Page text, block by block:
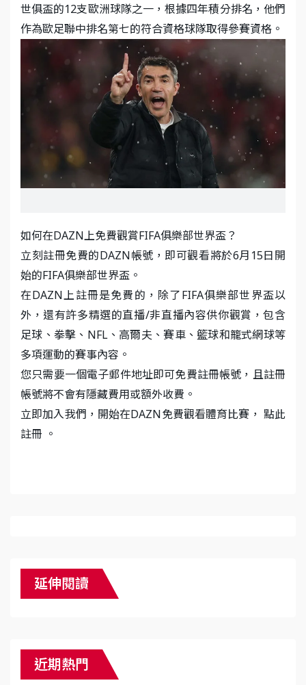
世俱盃的12支歐洲球隊之一，根據四年積分排名，他們
作為歐足聯中排名第七的符合資格球隊取得參賽資格。
如何在DAZN上免費觀賞FIFA俱樂部世界盃？
立刻註冊免費的DAZN帳號，即可觀看將於6月15日開
始的FIFA俱樂部世界盃。
在DAZN上註冊是免費的，除了FIFA俱樂部世界盃以
外，還有許多精選的直播/非直播內容供你觀賞，包含
足球、拳擊、NFL、高爾夫、賽車、籃球和籠式網球等
多項運動的賽事內容。
您只需要一個電子郵件地址即可免費註冊帳號，且註冊
帳號將不會有隱藏費用或額外收費。
立即加入我們，開始在DAZN免費觀看體育比賽， 點此
註冊 。
延伸閱讀
近期熱門